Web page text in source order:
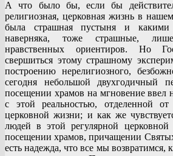
А что было бы, если бы
религиозная, церковная жизнь в
была страшная пустыня и
наверняка, тоже страшные,
нравственных ориентиров. Но
свершиться этому страшному
построению нерелигиозного,
сегодня небольшой двухгодичный
посещении храмов на мгновение ввел
с этой реальностью, отделенной
церковной жизни; и как же
людей в этой регулярной
посещении храмов, причащении
есть надежда, что все мы возвратимся,